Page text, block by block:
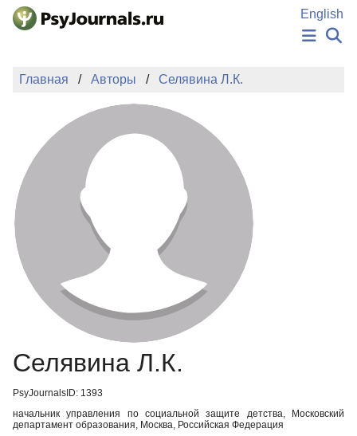
Перейти к основному содержанию
English
НОВОСТИ
АВТОРЫ
ПОДАТЬ РУКОПИСЬ
БАЗА ЗНАНИЙ
КЛЮЧЕВЫЕ СЛОВА
Регистрация
Главная Авторы Селявина Л.К.
Селявина Л.К.
PsyJournalsID: 1393
начальник управления по социальной защите детства, Московский
департамент образования, Москва, Российская Федерация